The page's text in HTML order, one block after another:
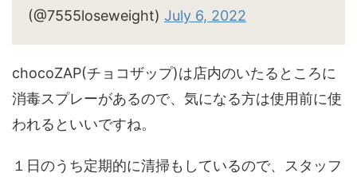
(@7555loseweight) July 6, 2022
chocoZAP(チョコザップ)は店内のいたるところに
消毒スプレーがあるので、気になる方は使用前に使
われるといいですね。
１日のうち定期的に清掃もしているので、スタッフ